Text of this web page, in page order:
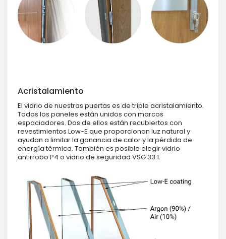
Acristalamiento
El vidrio de nuestras puertas es de triple acristalamiento.
Todos los paneles están unidos con marcos
espaciadores. Dos de ellos están recubiertos con
revestimientos Low-E que proporcionan luz natural y
ayudan a limitar la ganancia de calor y la pérdida de
energía térmica. También es posible elegir vidrio
antirrobo P4 o vidrio de seguridad VSG 33.1.